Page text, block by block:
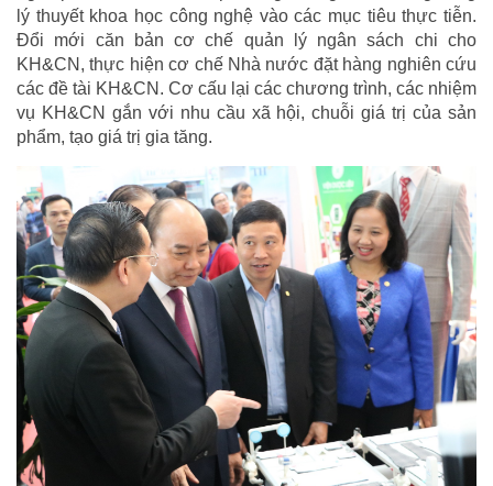
lý thuyết khoa học công nghệ vào các mục tiêu thực tiễn.
Đổi mới căn bản cơ chế quản lý ngân sách chi cho
KH&CN, thực hiện cơ chế Nhà nước đặt hàng nghiên cứu
các đề tài KH&CN. Cơ cấu lại các chương trình, các nhiệm
vụ KH&CN gắn với nhu cầu xã hội, chuỗi giá trị của sản
phẩm, tạo giá trị gia tăng.